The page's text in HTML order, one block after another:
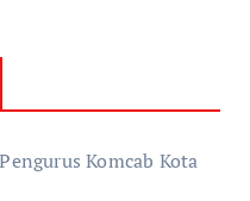
Komcab Kota